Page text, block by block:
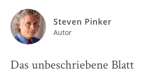
Steven Pinker
Autor
Das unbeschriebene Blatt